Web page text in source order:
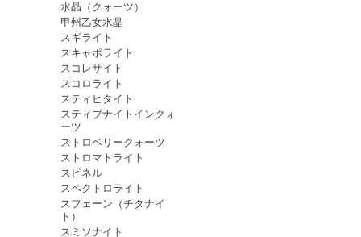
水晶（クォーツ）
甲州乙女水晶
スギライト
スキャポライト
スコレサイト
スコロライト
スティヒタイト
スティブナイトインクォ
ーツ
ストロベリークォーツ
ストロマトライト
スピネル
スペクトロライト
スフェーン（チタナイ
ト）
スミソナイト